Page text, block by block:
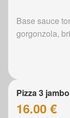
Base sauce
gorgonzola,
Pizza 3
16.00 €